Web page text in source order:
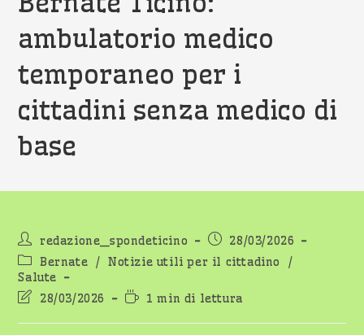
ambulatorio medico
temporaneo per i
cittadini senza medico di
base
Autore
dell'articolo:
redazione_spondeticino
Articolo
pubblicato:
28/03/2026
Categoria
dell'articolo:
Bernate / Notizie utili per il cittadino
/
Salute
Ultima
dell'articolo:
28/03/2026
Tempo
lettura:
1 min di lettura